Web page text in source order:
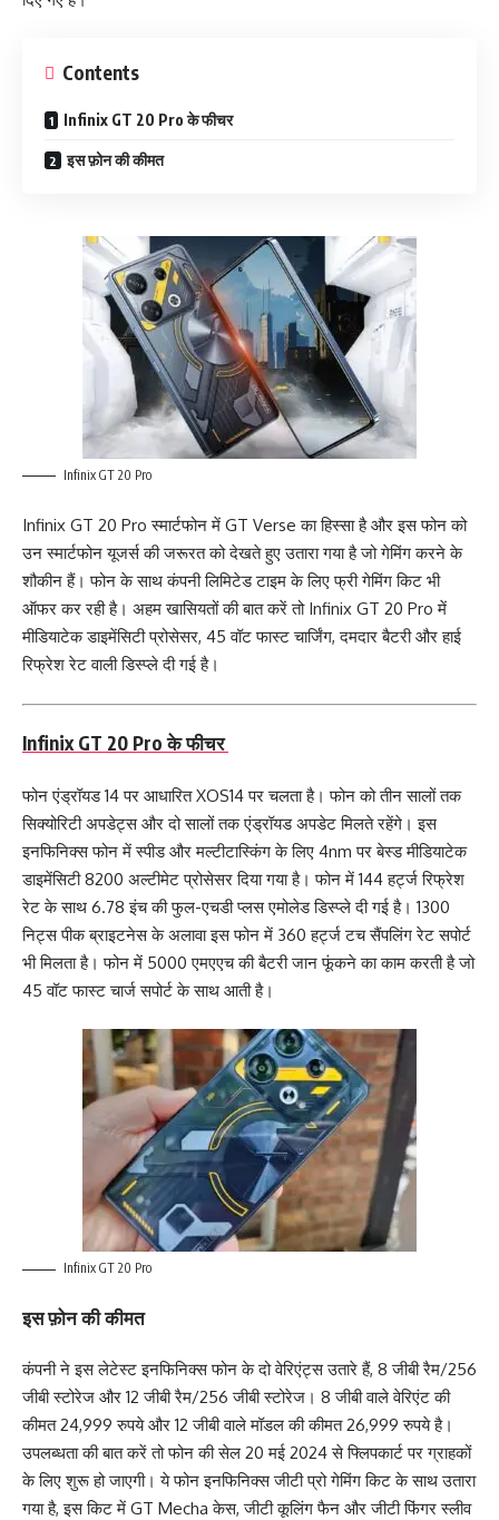
Contents
Infinix GT 20 Pro के फीचर
इस फ़ोन की कीमत
Infinix GT 20 Pro
Infinix GT 20 Pro स्मार्टफोन में GT Verse का हिस्सा है और इस फोन को
उन स्मार्टफोन यूजर्स की जरूरत को देखते हुए उतारा गया है जो गेमिंग करने के
शौकीन हैं। फोन के साथ कंपनी लिमिटेड टाइम के लिए फ्री गेमिंग किट भी
ऑफर कर रही है। अहम खासियतों की बात करें तो Infinix GT 20 Pro में
मीडियाटेक डाइमेंसिटी प्रोसेसर, 45 वॉट फास्ट चार्जिंग, दमदार बैटरी और हाई
रिफ्रेश रेट वाली डिस्प्ले दी गई है।
Infinix GT 20 Pro के फीचर
फोन एंड्रॉयड 14 पर आधारित XOS14 पर चलता है। फोन को तीन सालों तक
सिक्योरिटी अपडेट्स और दो सालों तक एंड्रॉयड अपडेट मिलते रहेंगे। इस
इनफिनिक्स फोन में स्पीड और मल्टीटास्किंग के लिए 4nm पर बेस्ड मीडियाटेक
डाइमेंसिटी 8200 अल्टीमेट प्रोसेसर दिया गया है। फोन में 144 हर्ट्ज रिफ्रेश
रेट के साथ 6.78 इंच की फुल-एचडी प्लस एमोलेड डिस्प्ले दी गई है। 1300
निट्स पीक ब्राइटनेस के अलावा इस फोन में 360 हर्ट्ज टच सैंपलिंग रेट सपोर्ट
भी मिलता है। फोन में 5000 एमएएच की बैटरी जान फूंकने का काम करती है जो
45 वॉट फास्ट चार्ज सपोर्ट के साथ आती है।
Infinix GT 20 Pro
इस फ़ोन की कीमत
कंपनी ने इस लेटेस्ट इनफिनिक्स फोन के दो वेरिएंट्स उतारे हैं, 8 जीबी रैम/256
जीबी स्टोरेज और 12 जीबी रैम/256 जीबी स्टोरेज। 8 जीबी वाले वेरिएंट की
कीमत 24,999 रुपये और 12 जीबी वाले मॉडल की कीमत 26,999 रुपये है।
उपलब्धता की बात करें तो फोन की सेल 20 मई 2024 से फ्लिपकार्ट पर ग्राहकों
के लिए शुरू हो जाएगी। ये फोन इनफिनिक्स जीटी प्रो गेमिंग किट के साथ उतारा
गया है, इस किट में GT Mecha केस, जीटी कूलिंग फैन और जीटी फिंगर स्लीव